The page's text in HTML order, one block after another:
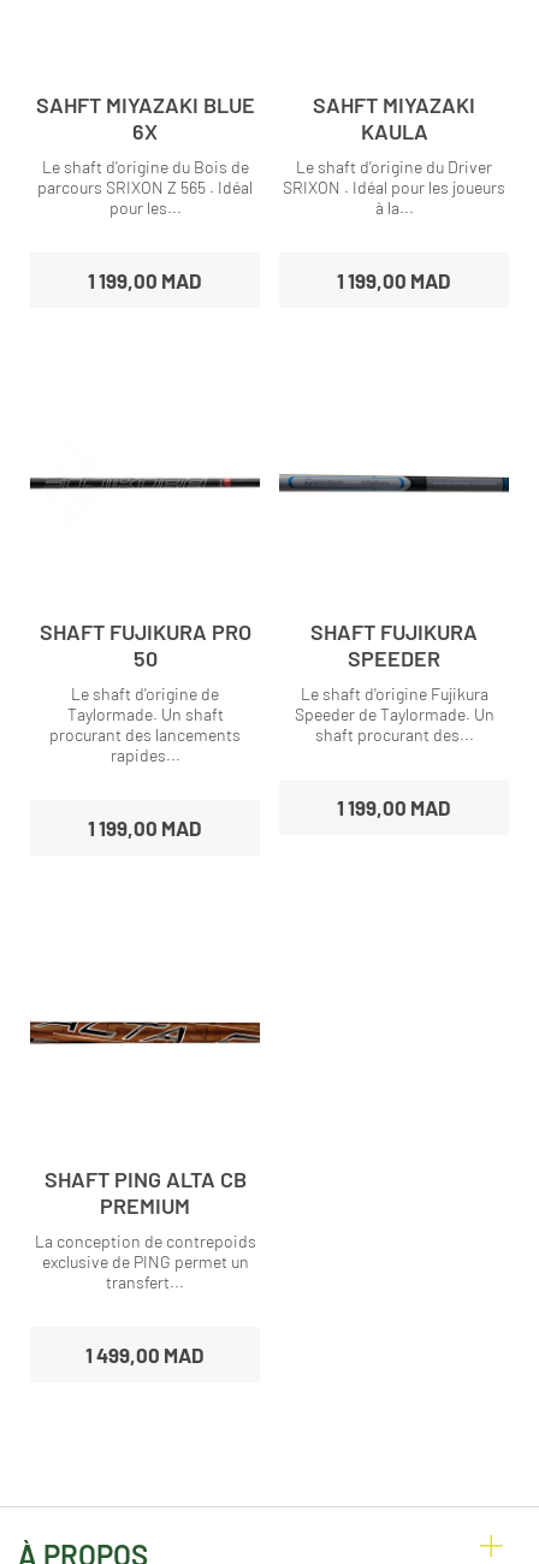
SAHFT MIYAZAKI BLUE
6X
Le shaft d'origine du Bois de
parcours SRIXON Z 565 . Idéal
pour les...
1 199,00 MAD
SAHFT MIYAZAKI
KAULA
Le shaft d'origine du Driver
SRIXON . Idéal pour les joueurs
à la...
1 199,00 MAD
SHAFT FUJIKURA PRO
50
Le shaft d'origine de
Taylormade. Un shaft
procurant des lancements
rapides...
1 199,00 MAD
SHAFT FUJIKURA
SPEEDER
Le shaft d'origine Fujikura
Speeder de Taylormade. Un
shaft procurant des...
1 199,00 MAD
SHAFT PING ALTA CB
PREMIUM
La conception de contrepoids
exclusive de PING permet un
transfert...
1 499,00 MAD
À PROPOS